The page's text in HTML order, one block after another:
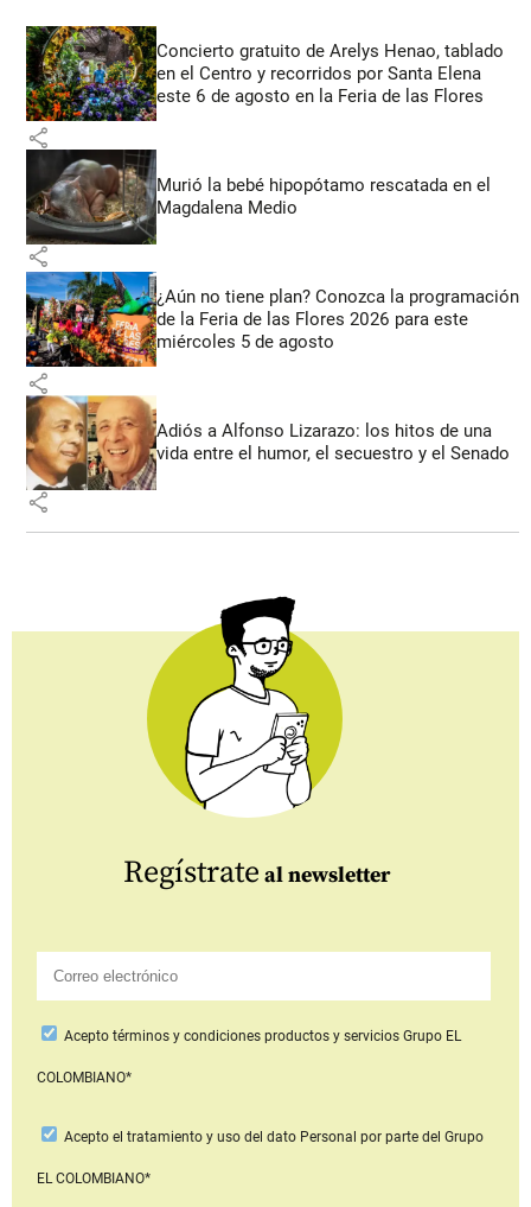
Concierto gratuito de Arelys Henao, tablado
en el Centro y recorridos por Santa Elena
este 6 de agosto en la Feria de las Flores
share
Murió la bebé hipopótamo rescatada en el
Magdalena Medio
share
¿Aún no tiene plan? Conozca la programación
de la Feria de las Flores 2026 para este
miércoles 5 de agosto
share
Adiós a Alfonso Lizarazo: los hitos de una
vida entre el humor, el secuestro y el Senado
share
Regístrate al newsletter
Aceptotérminos y condiciones productos y serviciosGrupo EL
COLOMBIANO*
Acepto el tratamiento y uso del dato Personal por parte del Grupo
EL COLOMBIANO*